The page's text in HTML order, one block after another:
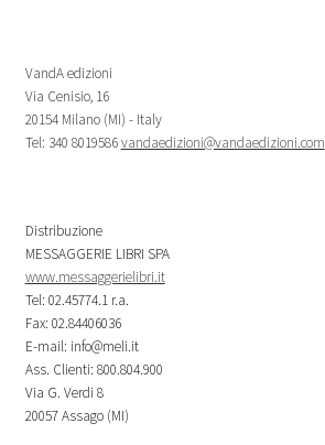
VandA edizioni
Via Cenisio, 16
20154 Milano (MI) - Italy
Tel: 340 8019586vandaedizioni@vandaedizioni.com
Distribuzione
MESSAGGERIE LIBRI SPA
www.messaggerielibri.it
Tel: 02.45774.1 r.a.
Fax: 02.84406036
E-mail: info@meli.it
Ass. Clienti: 800.804.900
Via G. Verdi 8
20057 Assago (MI)